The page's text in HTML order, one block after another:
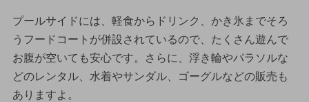
プールサイドには、軽食からドリンク、かき氷までそろ
うフードコートが併設されているので、たくさん遊んで
お腹が空いても安心です。さらに、浮き輪やパラソルな
どのレンタル、水着やサンダル、ゴーグルなどの販売も
ありますよ。